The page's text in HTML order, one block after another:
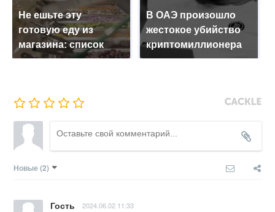
Не ешьте эту
готовую еду из
магазина: список
В ОАЭ произошло
жестокое убийство
криптомиллионера
Новые (2)
Гость 2024.06.02 11:33